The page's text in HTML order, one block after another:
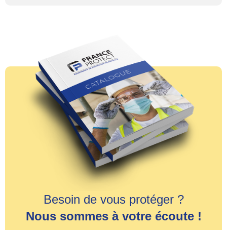
Besoin de vous protéger ?
Nous sommes à votre écoute !